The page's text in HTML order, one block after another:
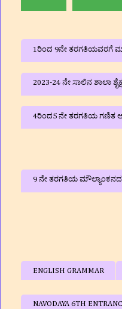
1ರಿಂದ 9ನೇ ತರಗತಿಯವರಗೆ
2023-24 ನೇ ಸಾಲಿನ ಶಾಲಾ
4ರಿಂದ5 ನೇ ತರಗತಿಯ ಗಣಿತ
9 ನೇ ತರಗತಿಯ ಮೌಲ್ಯಾಂಕನದ
ENGLISH GRAMMAR
NAVODAYA 6TH